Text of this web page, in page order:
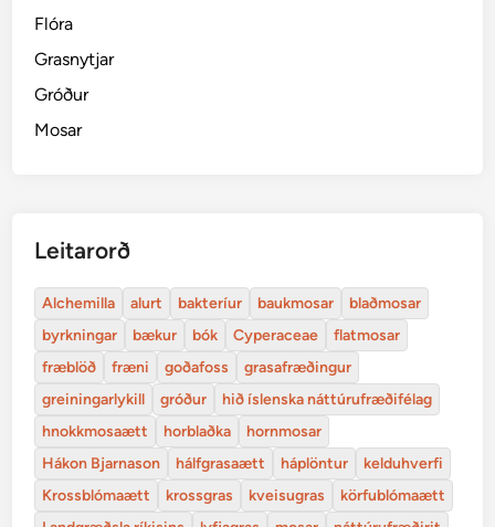
Flóra
Grasnytjar
Gróður
Mosar
Leitarorð
Alchemilla alurt bakteríur baukmosar
blaðmosar
byrkningar
bækur bók Cyperaceae
flatmosar
fræblöð
fræni goðafoss
grasafræðingur
greiningarlykill
gróður
hið íslenska náttúrufræðifélag
hnokkmosaætt
horblaðka
hornmosar
Hákon Bjarnason
hálfgrasaætt háplöntur
kelduhverfi
Krossblómaætt
krossgras kveisugras
körfublómaætt